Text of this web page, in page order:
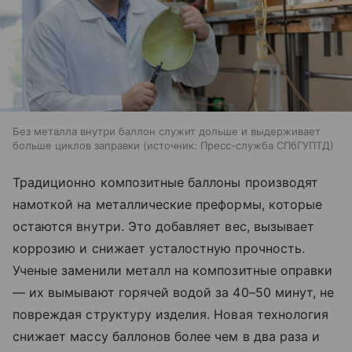
Без металла внутри баллон служит дольше и выдерживает
больше циклов заправки
источник: Пресс-служба СПбГУПТД
Традиционно композитные баллоны производят
намоткой на металлические преформы, которые
остаются внутри. Это добавляет вес, вызывает
коррозию и снижает усталостную прочность.
Ученые заменили металл на композитные оправки
— их вымывают горячей водой за 40–50 минут, не
повреждая структуру изделия. Новая технология
снижает массу баллонов более чем в два раза и